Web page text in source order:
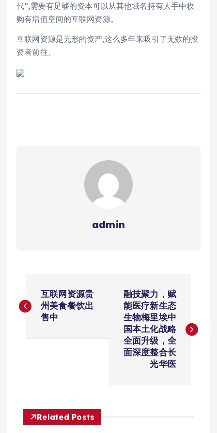
代”,需要有足够的资本可以从其他域名持有人手中收
购有增值空间的互联网资源。
互联网资源是无形的资产,这么多年来吸引了无数的投
资者前往。
admin
章
互联网资源贵
州美食餐饮出
售中
融技聚力，赋
能医疗新生态
生物梅里埃中
国本土化战略
全面升级，全
面深度整合长
光华医
Related Posts